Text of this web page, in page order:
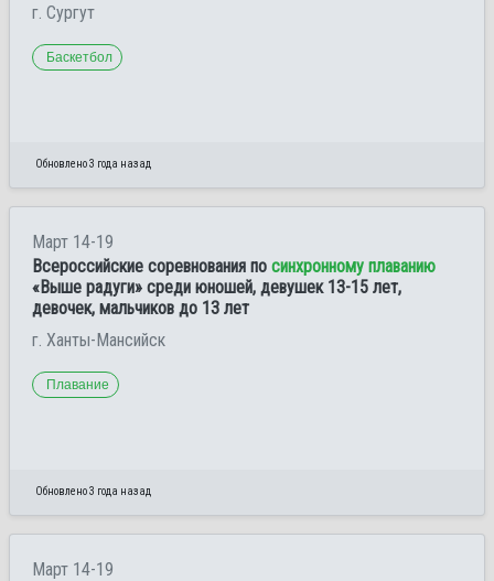
г. Сургут
Баскетбол
Обновлено 3 года назад
Март 14-19
Всероссийские соревнования по синхронному плаванию
«Выше радуги» среди юношей, девушек 13-15 лет,
девочек, мальчиков до 13 лет
г. Ханты-Мансийск
Плавание
Обновлено 3 года назад
Март 14-19